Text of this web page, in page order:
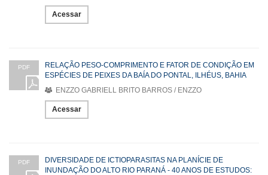
Acessar
PDF
RELAÇÃO PESO-COMPRIMENTO E FATOR DE CONDIÇÃO EM
ESPÉCIES DE PEIXES DA BAÍA DO PONTAL, ILHÉUS, BAHIA
ENZZO GABRIELL BRITO BARROS / ENZZO
Acessar
PDF
DIVERSIDADE DE ICTIOPARASITAS NA PLANÍCIE DE
INUNDAÇÃO DO ALTO RIO PARANÁ - 40 ANOS DE ESTUDOS: